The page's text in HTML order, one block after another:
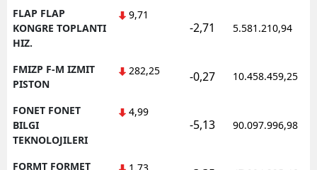
FLAP FLAP
KONGRE TOPLANTI
HIZ.
9,71
-2,71 5.581.210,94
FMIZP F-M IZMIT
PISTON
282,25 -0,27 10.458.459,25
FONET FONET
BILGI
TEKNOLOJILERI
4,99
-5,13 90.097.996,98
FORMT FORMET